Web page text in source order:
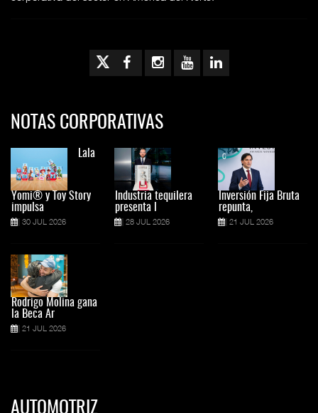
NOTAS CORPORATIVAS
Lala
Yomi® y Toy Story
impulsa
30 JUL 2026
Rodrigo Molina gana
la Beca Ar
21 JUL 2026
Industria tequilera
presenta l
28 JUL 2026
Inversión Fija Bruta
repunta,
21 JUL 2026
AUTOMOTRIZ